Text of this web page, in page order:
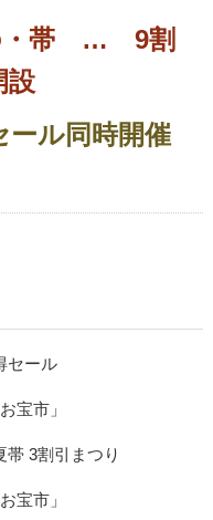
・帯 … 9割
設
ル同時開催
セール
宝市」
帯 3割引まつり
宝市」